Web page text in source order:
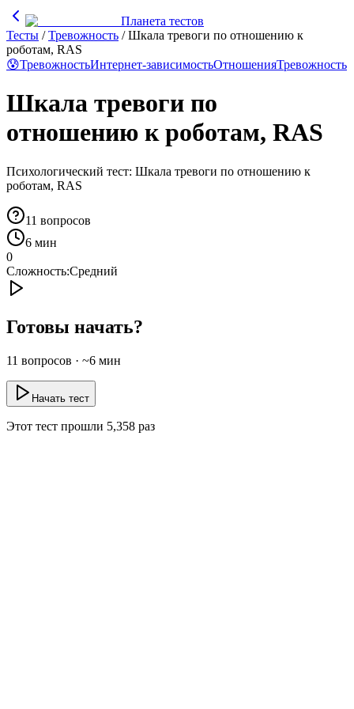
Планета тестов
Тесты /Тревожность /Шкала тревоги по отношению к
роботам, RAS
😰ТревожностьИнтернет-зависимостьОтношенияТревожность
Шкала тревоги по
отношению к роботам, RAS
Психологический тест: Шкала тревоги по отношению к
роботам, RAS
11 вопросов
6 мин
0
Сложность:Средний
Готовы начать?
11 вопросов · ~6 мин
Начать тест
Этот тест прошли 5,358 раз